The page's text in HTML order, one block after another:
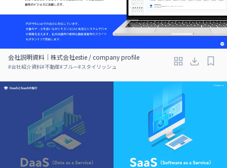
会社説明資料｜株式会社estie / company profile
#会社紹介資料#不動産#ブルー#スタイリッシュ